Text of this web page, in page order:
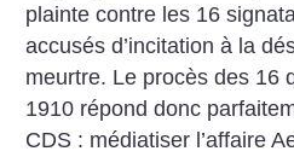
plainte contre les 16
accusés d’incitation à la
meurtre. Le procès des 16
1910 répond donc
CDS : médiatiser l’affaire